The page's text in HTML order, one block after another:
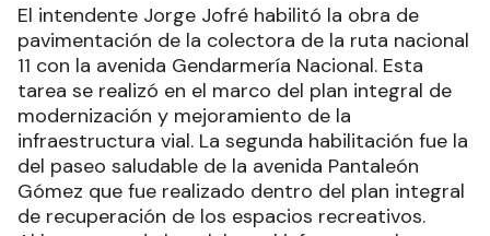
El intendente Jorge Jofré habilitó la obra de
pavimentación de la colectora de la ruta nacional
11 con la avenida Gendarmería Nacional. Esta
tarea se realizó en el marco del plan integral de
modernización y mejoramiento de la
infraestructura vial. La segunda habilitación fue la
del paseo saludable de la avenida Pantaleón
Gómez que fue realizado dentro del plan integral
de recuperación de los espacios recreativos.